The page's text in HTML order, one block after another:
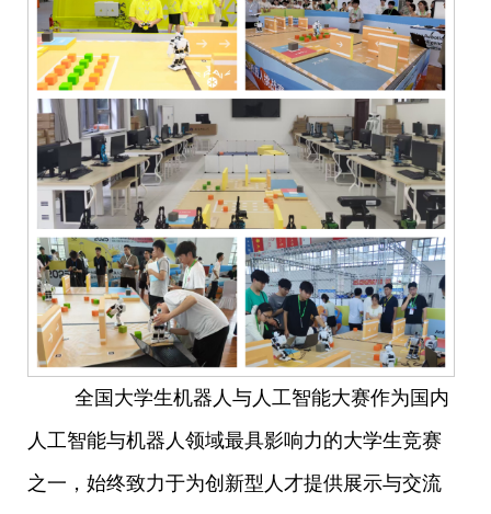
全国大学生机器人与人工智能大赛作为国内
人工智能与机器人领域最具影响力的大学生竞赛
之一，始终致力于为创新型人才提供展示与交流